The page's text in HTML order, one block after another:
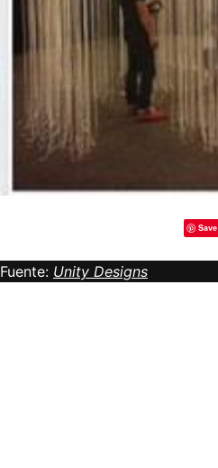
Save
Fuente: Unity Designs